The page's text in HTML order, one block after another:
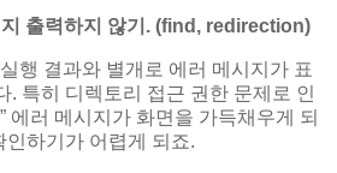
출력하지 않기. (find, redirection)
행 결과와 별개로 에러 메시지가 표
. 특히 디렉토리 접근 권한 문제로 인
에러 메시지가 화면을 가득채우게 되
인하기가 어렵게 되죠.